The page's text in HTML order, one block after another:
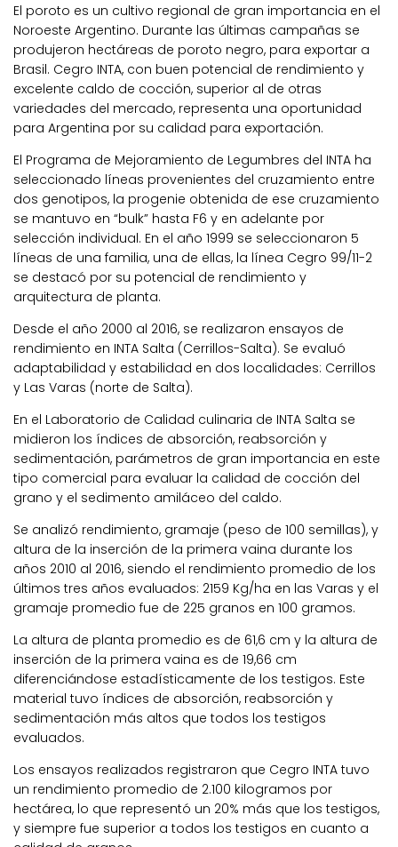
El poroto es un cultivo regional de gran importancia en el
Noroeste Argentino. Durante las últimas campañas se
produjeron hectáreas de poroto negro, para exportar a
Brasil. Cegro INTA, con buen potencial de rendimiento y
excelente caldo de cocción, superior al de otras
variedades del mercado, representa una oportunidad
para Argentina por su calidad para exportación.
El Programa de Mejoramiento de Legumbres del INTA ha
seleccionado líneas provenientes del cruzamiento entre
dos genotipos, la progenie obtenida de ese cruzamiento
se mantuvo en “bulk” hasta F6 y en adelante por
selección individual. En el año 1999 se seleccionaron 5
líneas de una familia, una de ellas, la línea Cegro 99/11-2
se destacó por su potencial de rendimiento y
arquitectura de planta.
Desde el año 2000 al 2016, se realizaron ensayos de
rendimiento en INTA Salta (Cerrillos-Salta). Se evaluó
adaptabilidad y estabilidad en dos localidades: Cerrillos
y Las Varas (norte de Salta).
En el Laboratorio de Calidad culinaria de INTA Salta se
midieron los índices de absorción, reabsorción y
sedimentación, parámetros de gran importancia en este
tipo comercial para evaluar la calidad de cocción del
grano y el sedimento amiláceo del caldo.
Se analizó rendimiento, gramaje (peso de 100 semillas), y
altura de la inserción de la primera vaina durante los
años 2010 al 2016, siendo el rendimiento promedio de los
últimos tres años evaluados: 2159 Kg/ha en las Varas y el
gramaje promedio fue de 225 granos en 100 gramos.
La altura de planta promedio es de 61,6 cm y la altura de
inserción de la primera vaina es de 19,66 cm
diferenciándose estadísticamente de los testigos. Este
material tuvo índices de absorción, reabsorción y
sedimentación más altos que todos los testigos
evaluados.
Los ensayos realizados registraron que Cegro INTA tuvo
un rendimiento promedio de 2.100 kilogramos por
hectárea, lo que representó un 20% más que los testigos,
y siempre fue superior a todos los testigos en cuanto a